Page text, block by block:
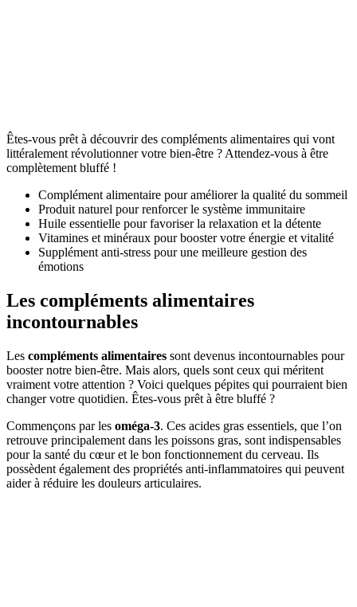
Êtes-vous prêt à découvrir des compléments alimentaires qui vont
littéralement révolutionner votre bien-être ? Attendez-vous à être
complètement bluffé !
Complément alimentaire pour améliorer la qualité du sommeil
Produit naturel pour renforcer le système immunitaire
Huile essentielle pour favoriser la relaxation et la détente
Vitamines et minéraux pour booster votre énergie et vitalité
Supplément anti-stress pour une meilleure gestion des
émotions
Les compléments alimentaires
incontournables
Les compléments alimentaires sont devenus incontournables pour
booster notre bien-être. Mais alors, quels sont ceux qui méritent
vraiment votre attention ? Voici quelques pépites qui pourraient bien
changer votre quotidien. Êtes-vous prêt à être bluffé ?
Commençons par les oméga-3. Ces acides gras essentiels, que l’on
retrouve principalement dans les poissons gras, sont indispensables
pour la santé du cœur et le bon fonctionnement du cerveau. Ils
possèdent également des propriétés anti-inflammatoires qui peuvent
aider à réduire les douleurs articulaires.